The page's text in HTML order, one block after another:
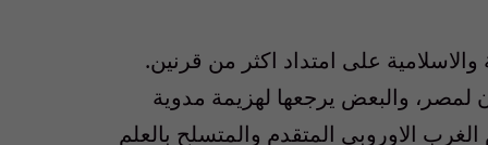
على امتداد اكثر من قرنين.
لمصر، والبعض يرجعها لهزيمة مدوية
بدأ التدحرج امام الغرب الاوروبي المتقدم والمتسلح بالعلم